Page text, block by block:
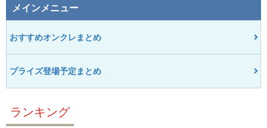
メインメニュー
おすすめオンクレまとめ
プライズ登場予定まとめ
ランキング